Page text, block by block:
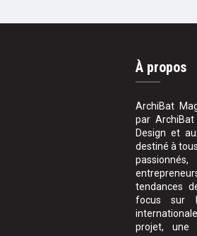
À propos
ArchiBat
par ArchiBat
Design et
destiné à
tendances
focus sur
projet, une